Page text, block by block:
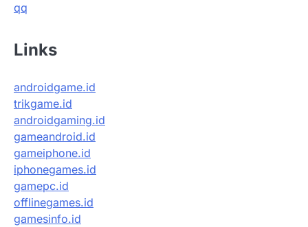
qq
Links
androidgame.id
trikgame.id
androidgaming.id
gameandroid.id
gameiphone.id
iphonegames.id
gamepc.id
offlinegames.id
gamesinfo.id